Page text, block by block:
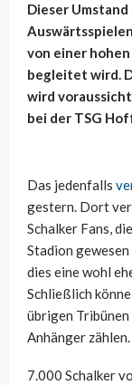
Dieser
von einer
begleitet wird.
wird
bei der TSG
Das jedenfalls
gestern. Dort
Schalker Fans,
Stadion
dies eine wohl
Schließlich
übrigen Tribünen
Anhänger zählen.
7.000 Schalker